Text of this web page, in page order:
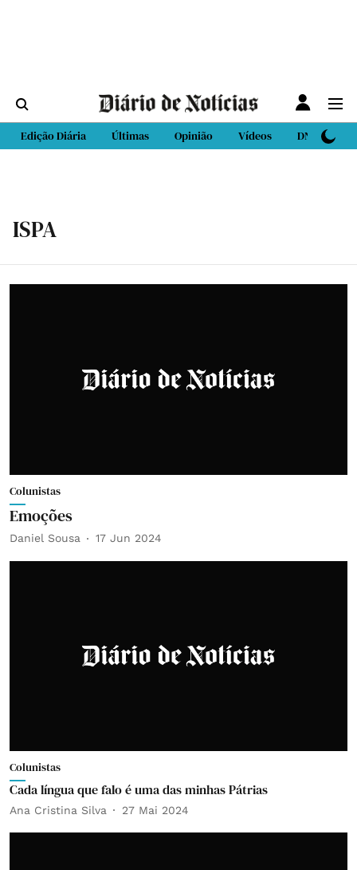
Edição Diária Últimas Opinião Vídeos DN Sport
ISPA
Colunistas
Emoções
Daniel Sousa 17 Jun 2024
Colunistas
Cada língua que falo é uma das minhas Pátrias
Ana Cristina Silva 27 Mai 2024